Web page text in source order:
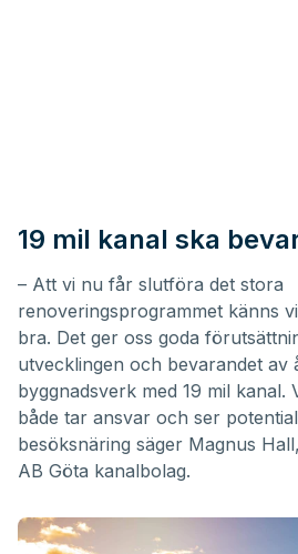
19 mil kanal ska
– Att vi nu får slutföra det stora
renoveringsprogrammet känns
bra. Det ger oss goda
utvecklingen och bevarandet av
byggnadsverk med 19 mil kanal.
både tar ansvar och ser
besöksnäring säger Magnus
AB Göta kanalbolag.